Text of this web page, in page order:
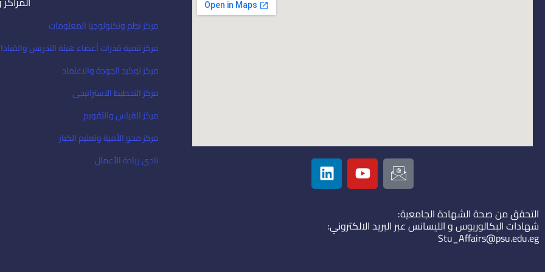
I
c
o
-
e
Y
o
u
u
b
L
i
n
التحقق من صحة الشهادة الجامعية:
شهادات البكالوريوس و الليسانس عبر البريد الالكتروني:
Stu_Affairs@psu.edu.eg
مركز نظم وتكنولوجيا المعلومات
مركز تنمية قدرات أعضاء هيئة التدريس
مركز توكيد الجودة والاعتماد
مركز التخطيط الاستراتيجى
مركز القياس والتقويم
مركز محو الأمية وتعليم الكبار
نادى ريادة الأعمال